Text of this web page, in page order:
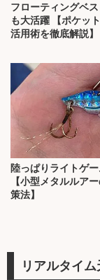
フローティングベ
も大活躍 【ポケッ
活用術を徹底解説】
陸っぱりライトゲー
【小型メタルルア
策法】
リアルタイ